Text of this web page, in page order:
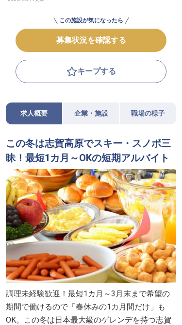
この施設が気になったら
募集状況を確認する
キープする
求人概要 企業・施設 職場の様子
この冬は志賀高原でスキー・スノボ三
昧！最短1カ月～OKの短期アルバイト
調理未経験歓迎！最短1カ月～3月末まで希望の
期間で働けるので「春休みの1カ月間だけ」も
OK。この冬は日本最大級のゲレンデを持つ志賀